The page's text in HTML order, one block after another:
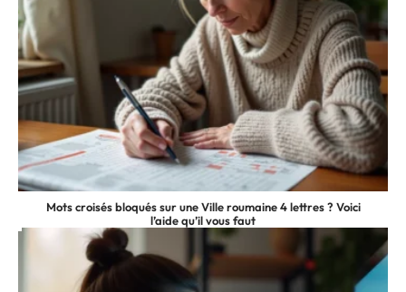
Mots croisés bloqués sur une Ville roumaine 4 lettres ? Voici
l’aide qu’il vous faut